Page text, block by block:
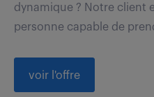
dynamique ? Notre client
personne capable de
voir l'offre